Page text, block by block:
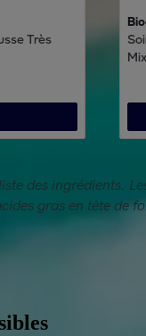
Très
des ingrédients.
gras en tête de